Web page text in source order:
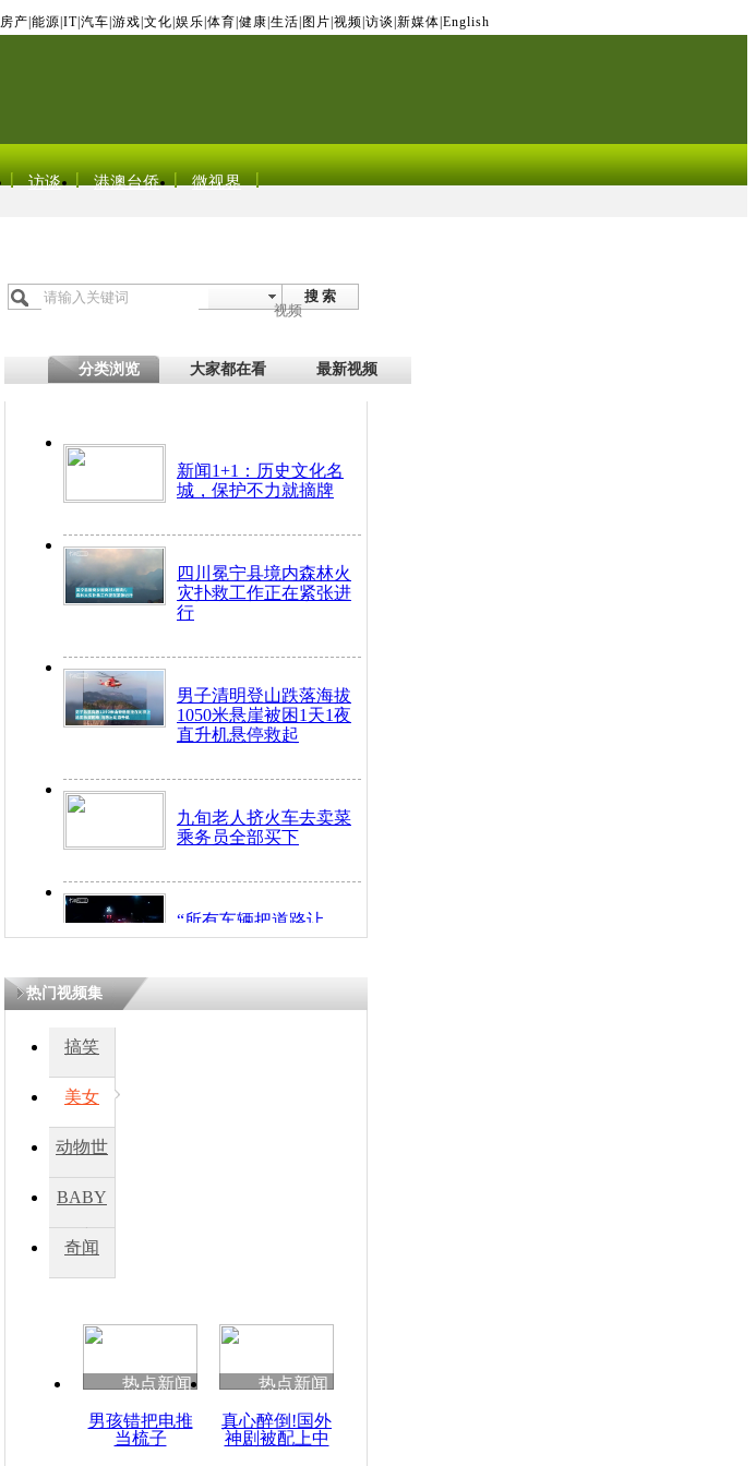
房产 能源 IT| 汽车 游戏 文化 娱乐 体育 健康 生活 图片 视频 访谈 新媒体 English
访谈 港澳台侨 微视界
搜 索
视频
分类浏览 大家都在看 最新视频
新闻1+1：历史文化名
城，保护不力就摘牌
四川冕宁县境内森林火
灾扑救工作正在紧张进
行
男子清明登山跌落海拔
1050米悬崖被困1天1夜
直升机悬停救起
九旬老人挤火车去卖菜
乘务员全部买下
“所有车辆把道路让
开！”儿童突发疾病交
四川兴文苗乡上万人欢
度苗族花山节
热门视频集
搞笑
美女
动物世
BABY
秀
奇闻
热点新闻
男孩错把电推
当梳子
热点新闻
真心醉倒!国外
神剧被配上中